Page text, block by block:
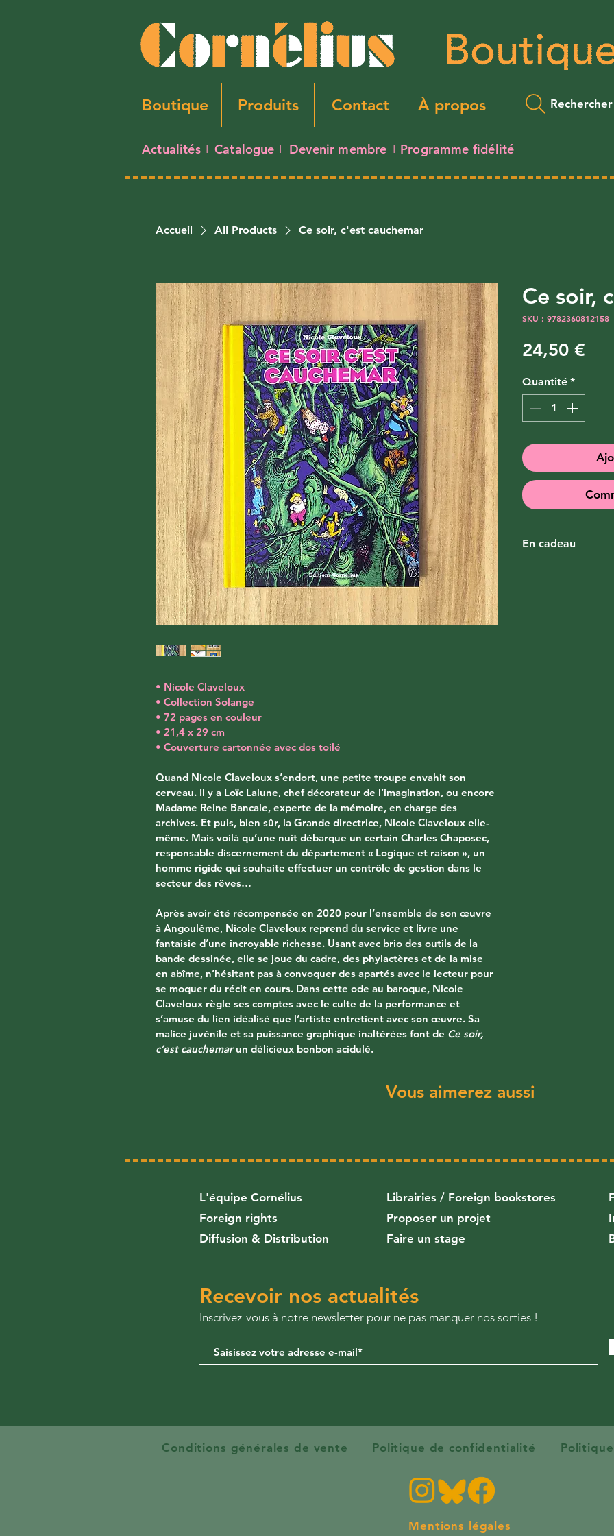
Boutique Produits Contact À propos Rechercher
Actualités I Catalogue I Devenir membre I Programme fidélité
Accueil All Products Ce soir, c'est cauchemar
• Nicole Claveloux
• Collection Solange
• 72 pages en couleur
• 21,4 x 29 cm
• Couverture cartonnée avec dos toilé
Quand Nicole Claveloux s’endort, une petite troupe envahit son
cerveau. Il y a Loïc Lalune, chef décorateur de l’imagination, ou encore
Madame Reine Bancale, experte de la mémoire, en charge des
archives. Et puis, bien sûr, la Grande directrice, Nicole Claveloux elle-
même. Mais voilà qu’une nuit débarque un certain Charles Chaposec,
responsable discernement du département « Logique et raison », un
homme rigide qui souhaite effectuer un contrôle de gestion dans le
secteur des rêves…
Après avoir été récompensée en 2020 pour l’ensemble de son œuvre
à Angoulême, Nicole Claveloux reprend du service et livre une
fantaisie d’une incroyable richesse. Usant avec brio des outils de la
bande dessinée, elle se joue du cadre, des phylactères et de la mise
en abîme, n’hésitant pas à convoquer des apartés avec le lecteur pour
se moquer du récit en cours. Dans cette ode au baroque, Nicole
Claveloux règle ses comptes avec le culte de la performance et
s’amuse du lien idéalisé que l’artiste entretient avec son œuvre. Sa
malice juvénile et sa puissance graphique inaltérées font de Ce soir,
c’est cauchemar un délicieux bonbon acidulé.
Ce soir,
SKU : 9782360812158
24,50 €
Quantité *
En cadeau
Vous aimerez aussi
L'équipe Cornélius
Foreign rights
Diffusion & Distribution
Librairies / Foreign bookstores
Proposer un projet
Faire un stage
Recevoir nos actualités
​Inscrivez-vous à notre newsletter pour ne pas manquer nos sorties !
Conditions générales de vente Politique de confidentialité
Mentions légales